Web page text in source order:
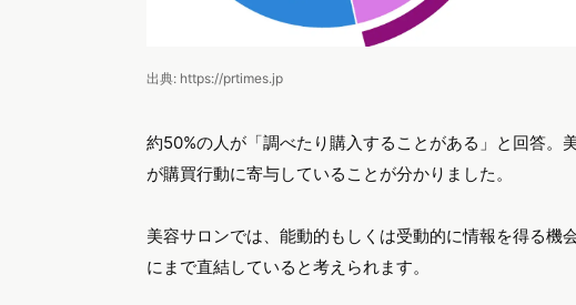
出典: https://prtimes.jp
約50%の人が「調べたり購入することがある」と回答。
が購買行動に寄与していることが分かりました。
美容サロンでは、能動的もしくは受動的に情報を得る機
にまで直結していると考えられます。